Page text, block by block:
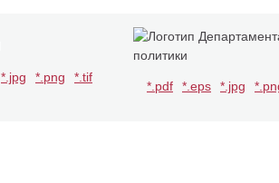
*.jpg *.png *.tif
*.pdf *.eps *.jpg